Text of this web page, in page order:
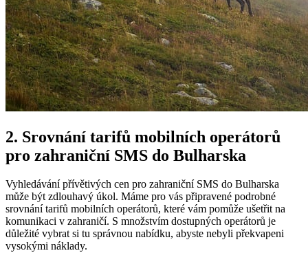
2. Srovnání tarifů mobilních operátorů
pro zahraniční SMS do Bulharska
Vyhledávání přívětivých cen pro zahraniční SMS do Bulharska
může být zdlouhavý úkol. Máme pro vás připravené podrobné
srovnání tarifů mobilních operátorů, které vám pomůže ušetřit na
komunikaci v zahraničí. S množstvím dostupných operátorů je
důležité vybrat si tu správnou nabídku, abyste nebyli překvapeni
vysokými náklady.